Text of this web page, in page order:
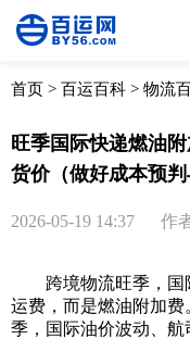
全部 物
取消
首页 > 百运百科 > 物流
旺季国际快递燃油
货价（做好成本预判
2026-05-19 14:37 作
跨境物流旺季，国
运费，而是燃油附加费
季，国际油价波动、